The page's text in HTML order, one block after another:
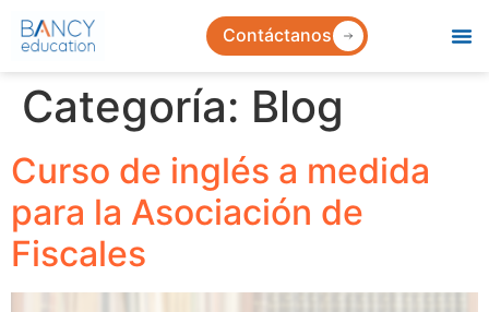
Contáctanos
Categoría: Blog
Curso de inglés a medida
para la Asociación de
Fiscales